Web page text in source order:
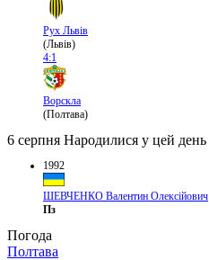
Рух Львів
(Львів)
4:1
Ворскла
(Полтава)
6 серпня Народилися у цей день
1992
ШЕВЧЕНКО Валентин Олексійович
Пз
Погода
Полтава